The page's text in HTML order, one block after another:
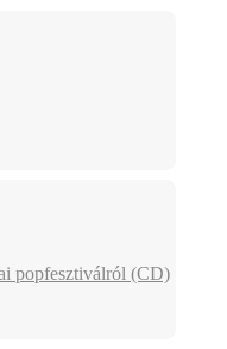
popfesztiválról (CD)